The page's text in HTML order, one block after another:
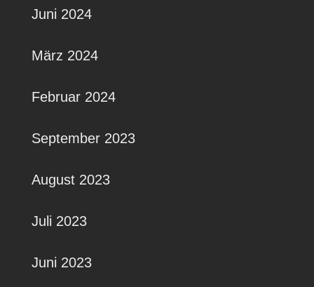
Juni 2024
März 2024
Februar 2024
September 2023
August 2023
Juli 2023
Juni 2023